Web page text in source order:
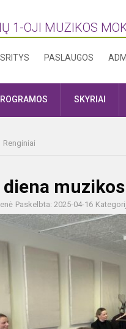
1-OJI MUZIKOS
PASLAUGOS
SKYRIAI
Renginiai
Paskelbta: 2025-04-16